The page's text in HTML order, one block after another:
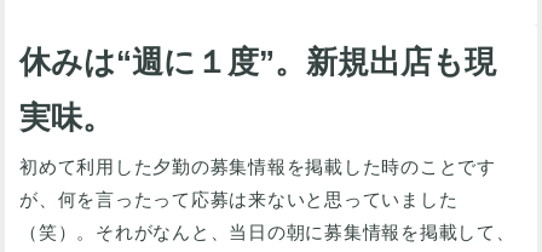
休みは“週に１度”。新規出店も現
実味。
初めて利用した夕勤の募集情報を掲載した時のことです
が、何を言ったって応募は来ないと思っていました
（笑）。それがなんと、当日の朝に募集情報を掲載して、